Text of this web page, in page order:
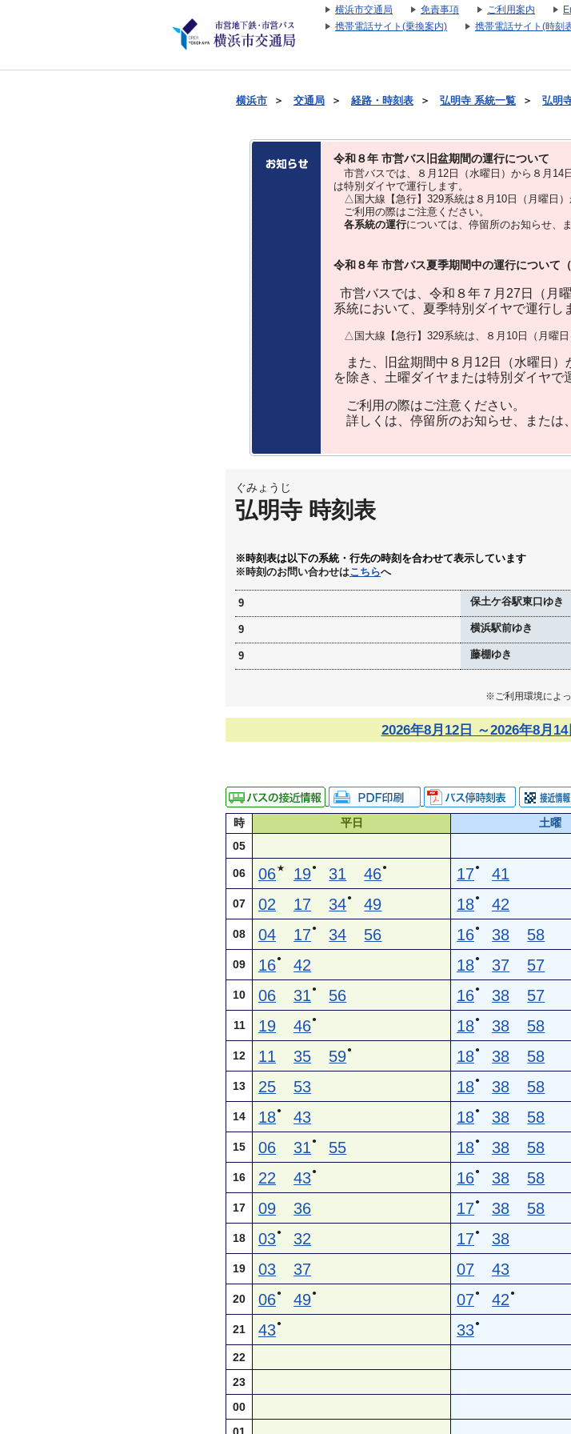
横浜市交通局 免責事項 ご利用案内
携帯電話サイト(乗換案内)
携帯電話サイト(時刻
横浜市 ＞ 交通局 ＞ 経路・時刻表 ＞ 弘明寺 系統一覧 ＞ 弘明
令和８年 市営バス旧盆期間の運行について
市営バスでは、８⽉12⽇（水曜日）から８⽉14
は特別ダイヤで運⾏します。
△国大線【急行】329系統は８月10日（月曜日）
ご利用の際はご注意ください。
各系統の運行については、停留所のお知らせ、ま
令和８年 市営バス夏季期間中の運行について
市営バスでは、令和８年７月27日（月
系統において、夏季特別ダイヤで運行し
△国大線【急行】329系統は、８月10日（月曜日
また、旧盆期間中８月12日（水曜日）
を除き、土曜ダイヤまたは特別ダイヤで
ご利用の際はご注意ください。
詳しくは、停留所のお知らせ、または、
ぐみょうじ
弘明寺 時刻表
※時刻表は以下の系統・行先の時刻を合わせて表示しています
※時刻のお問い合わせはこちらへ
9 保土ケ谷駅東口ゆき
9 横浜駅前ゆき
9 藤棚ゆき
※ご利用環境によ
2026年8月12日 ～2026年8月
時 平日 土曜
05
06 06★ 19● 31 46● 17● 41
07 02 17 34● 49 18● 42
08 04 17● 34 56 16● 38 58
09 16● 42 18● 37 57
10 06 31 ● 56 16● 38 57
11 19 46● 18● 38 58
12 11 35 59● 18● 38 58
13 25 53 18● 38 58
14 18● 43 18● 38 58
15 06 31 ● 55 18● 38 58
16 22 43● 16● 38 58
17 09 36 17● 38 58
18 03● 32 17● 38
19 03 37 07 43
20 06● 49● 07● 42 ●
21 43● 33●
22
23
00